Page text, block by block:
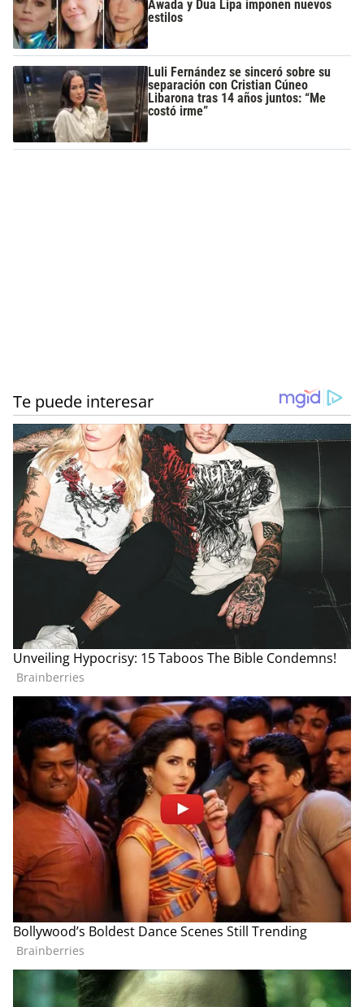
Awada y Dua Lipa imponen nuevos
estilos
Luli Fernández se sinceró sobre su
separación con Cristian Cúneo
Libarona tras 14 años juntos: “Me
costó irme”